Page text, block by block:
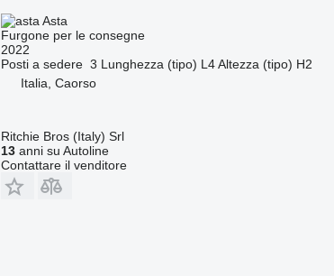
Asta
Furgone per le consegne
2022
Posti a sedere 3 Lunghezza (tipo) L4 Altezza (tipo) H2
Italia, Caorso
Ritchie Bros (Italy) Srl
13anni su Autoline
Contattare il venditore